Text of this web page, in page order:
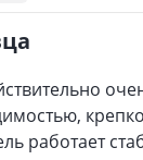
работает